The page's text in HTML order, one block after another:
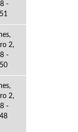
-
2,
-
2,
-